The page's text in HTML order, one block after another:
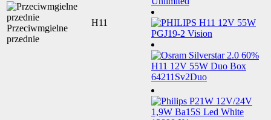
Przeciwmgielne
przednie
H11